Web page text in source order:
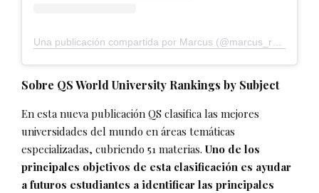
Sobre QS World University Rankings by Subject
En esta nueva publicación QS clasifica las mejores
universidades del mundo en áreas temáticas
especializadas, cubriendo 51 materias. Uno de los
principales objetivos de esta clasificación es ayudar
a futuros estudiantes a identificar las principales